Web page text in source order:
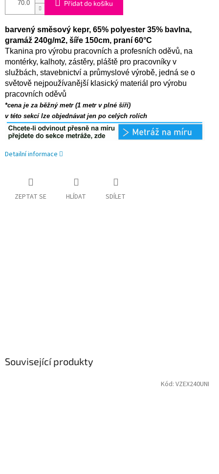
Přidat do košíku
barvený směsový kepr, 65% polyester 35% bavlna,
gramáž 240g/m2, šíře 150cm, praní 60°C
Tkanina pro výrobu pracovních a profesních oděvů, na
montérky, kalhoty, zástěry, pláště pro pracovníky v
službách, stavebnictví a průmyslové výrobě, jedná se o
světově nejpoužívanější klasický materiál pro výrobu
pracovních oděvů
*cena je za běžný metr (1 metr v plné šíří)
v této sekcí lze objednávat jen po celých rolích
Detailní informace
ZEPTAT SE HLÍDAT SDÍLET
Související produkty
Kód: VZEX240UNI